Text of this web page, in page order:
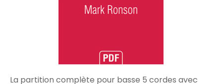
La partition complète pour basse 5 cordes avec